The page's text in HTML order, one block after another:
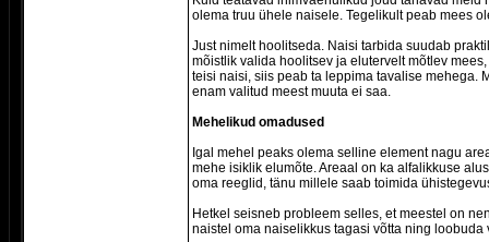
olema truu ühele naisele. Tegelikult peab mees
Just nimelt hoolitseda. Naisi tarbida suudab
mõistlik valida hoolitsev ja elutervelt mõtlev
teisi naisi, siis peab ta leppima tavalise mehega.
enam valitud meest muuta ei saa.
Mehelikud omadused
Igal mehel peaks olema selline element nagu
mehe isiklik elumõte. Areaal on ka alfalikkuse
oma reeglid, tänu millele saab toimida
Hetkel seisneb probleem selles, et meestel on
naistel oma naiselikkus tagasi võtta ning loobuda